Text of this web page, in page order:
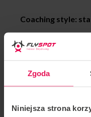
Zgoda
Niniejsza strona
Coaching style:
Osiągnięcia
2017 Srebrny medal